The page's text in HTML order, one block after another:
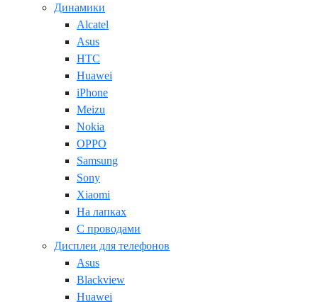
Динамики
Alcatel
Asus
HTC
Huawei
iPhone
Meizu
Nokia
OPPO
Samsung
Sony
Xiaomi
На лапках
С проводами
Дисплеи для телефонов
Asus
Blackview
Huawei